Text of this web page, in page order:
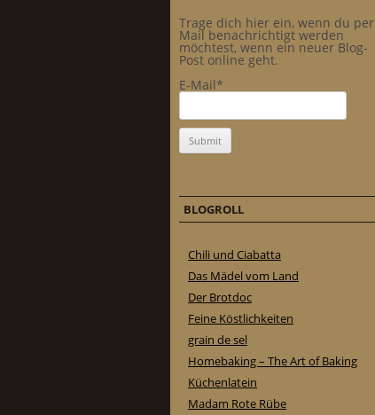
Trage dich hier ein, wenn du per
Mail benachrichtigt werden
möchtest, wenn ein neuer Blog-
Post online geht.
E-Mail*
BLOGROLL
Chili und Ciabatta
Das Mädel vom Land
Der Brotdoc
Feine Köstlichkeiten
grain de sel
Homebaking – The Art of Baking
Küchenlatein
Madam Rote Rübe